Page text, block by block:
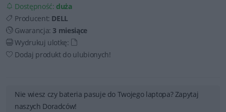
Dostępność: duża
Producent: DELL
Gwarancja:3 miesiące
Wydrukuj ulotkę:
Dodaj produkt do ulubionych!
Nie wiesz czy bateria pasuje do Twojego laptopa? Zapytaj
naszych Doradców!